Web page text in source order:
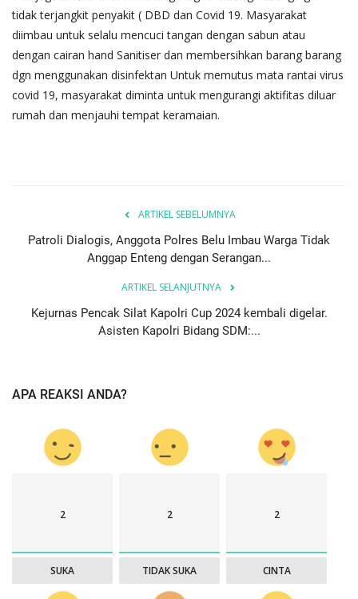
tidak terjangkit penyakit ( DBD dan Covid 19. Masyarakat
diimbau untuk selalu mencuci tangan dengan sabun atau
dengan cairan hand Sanitiser dan membersihkan barang barang
dgn menggunakan disinfektan Untuk memutus mata rantai virus
covid 19, masyarakat diminta untuk mengurangi aktifitas diluar
rumah dan menjauhi tempat keramaian.
ARTIKEL SEBELUMNYA
Patroli Dialogis, Anggota Polres Belu Imbau Warga Tidak
Anggap Enteng dengan Serangan...
ARTIKEL SELANJUTNYA
Kejurnas Pencak Silat Kapolri Cup 2024 kembali digelar.
Asisten Kapolri Bidang SDM:...
APA REAKSI ANDA?
2
SUKA
2
TIDAK SUKA
2
CINTA